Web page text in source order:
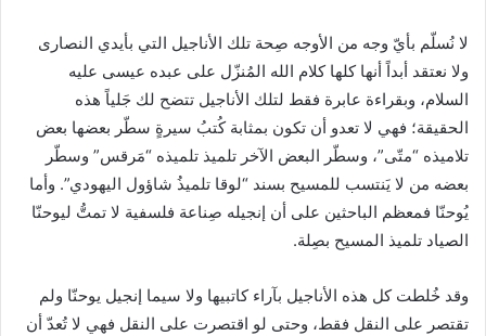
لا نُسلّم بأيّ وجه من الأوجه صِحة تلك الأناجيل التي بأيدي النصارى
ولا نعتقد أبداً أنها كلها كلام الله المُنزّل على عبده عيسى عليه
السلام، وبقراءة عابرة فقط لتلك الأناجيل تتضح لك جَلياً هذه
الحقيقة؛ فهي لا تعدو أن تكون بمثابة كُتبُ سيرةٍ سطّر بعضها بعض
تلاميذه “متّى”، وسطّر البعض الآخر تلميذ تلميذه “مَرقس” وسطّر
بعضه من لا يَنتسب للمسيح بسند “لوقا تلميذُ شاؤول اليهودي”. وأما
يُوحنّا فمعظم الباحثين على أن إنجيله صِناعة فلسفية لا تمتُّ ليوحنّا
الصياد تلميذ المسيح بصِلة.
وقد خُلطت كل هذه الأناجيل بآراء كاتبيها ولا سيما إنجيل يوحنّا ولم
تقتصر على النقل فقط، وحتى لو اقتصرت على النقل فهي لا تُعدّ أن